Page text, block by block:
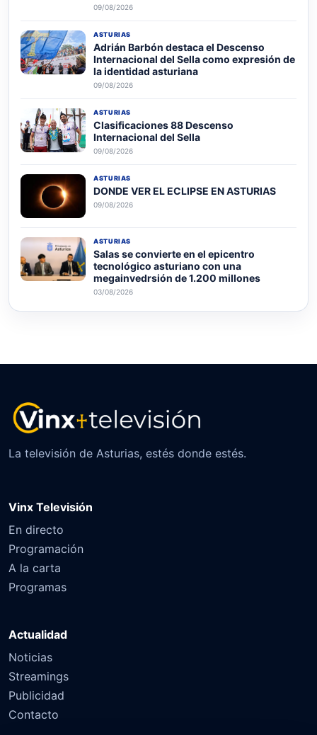
09/08/2026
ASTURIAS
Adrián Barbón destaca el Descenso
Internacional del Sella como expresión de
la identidad asturiana
09/08/2026
ASTURIAS
Clasificaciones 88 Descenso
Internacional del Sella
09/08/2026
ASTURIAS
DONDE VER EL ECLIPSE EN ASTURIAS
09/08/2026
ASTURIAS
Salas se convierte en el epicentro
tecnológico asturiano con una
megainvedrsión de 1.200 millones
03/08/2026
La televisión de Asturias, estés donde estés.
Vinx Televisión
En directo
Programación
A la carta
Programas
Actualidad
Noticias
Streamings
Publicidad
Contacto